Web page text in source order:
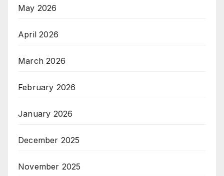
May 2026
April 2026
March 2026
February 2026
January 2026
December 2025
November 2025